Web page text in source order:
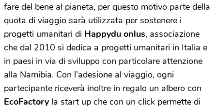
fare del bene al pianeta, per questo motivo parte della
quota di viaggio sarà utilizzata per sostenere i
progetti umanitari di Happydu onlus, associazione
che dal 2010 si dedica a progetti umanitari in Italia e
in paesi in via di sviluppo con particolare attenzione
alla Namibia. Con l’adesione al viaggio, ogni
partecipante riceverà inoltre in regalo un albero con
EcoFactory la start up che con un click permette di